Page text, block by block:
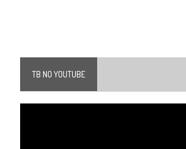
TB NO YOUTUBE